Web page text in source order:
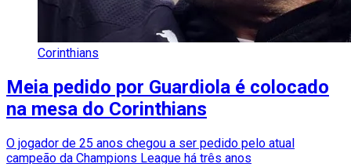
Corinthians
Meia pedido por Guardiola é colocado
na mesa do Corinthians
O jogador de 25 anos chegou a ser pedido pelo atual
campeão da Champions League há três anos